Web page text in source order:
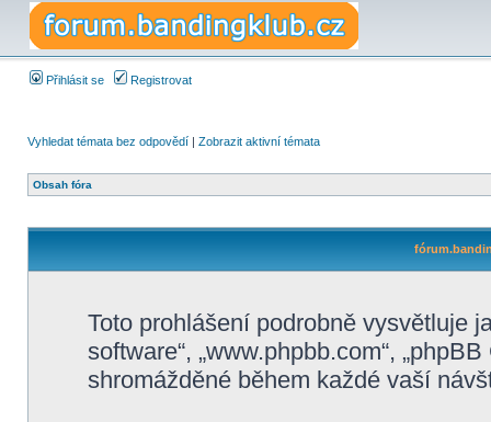
Přihlásit se Registrovat
Vyhledat témata bez odpovědí | Zobrazit aktivní témata
Obsah fóra
Toto prohlášení podrobně vysvětluje
software“, „www.phpbb.com“,
shromážděné během každé vaší